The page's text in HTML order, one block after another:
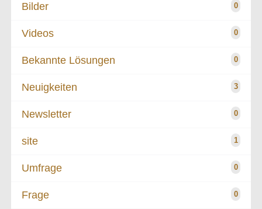
Bilder 0
Videos 0
Bekannte Lösungen 0
Neuigkeiten 3
Newsletter 0
site 1
Umfrage 0
Frage 0